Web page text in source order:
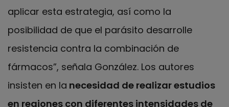
aplicar esta estrategia, así como la
posibilidad de que el parásito desarrolle
resistencia contra la combinación de
fármacos”, señala González. Los autores
insisten en la necesidad de realizar estudios
en regiones con diferentes intensidades de